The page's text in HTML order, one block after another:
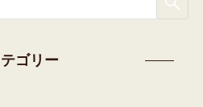
ゴリー